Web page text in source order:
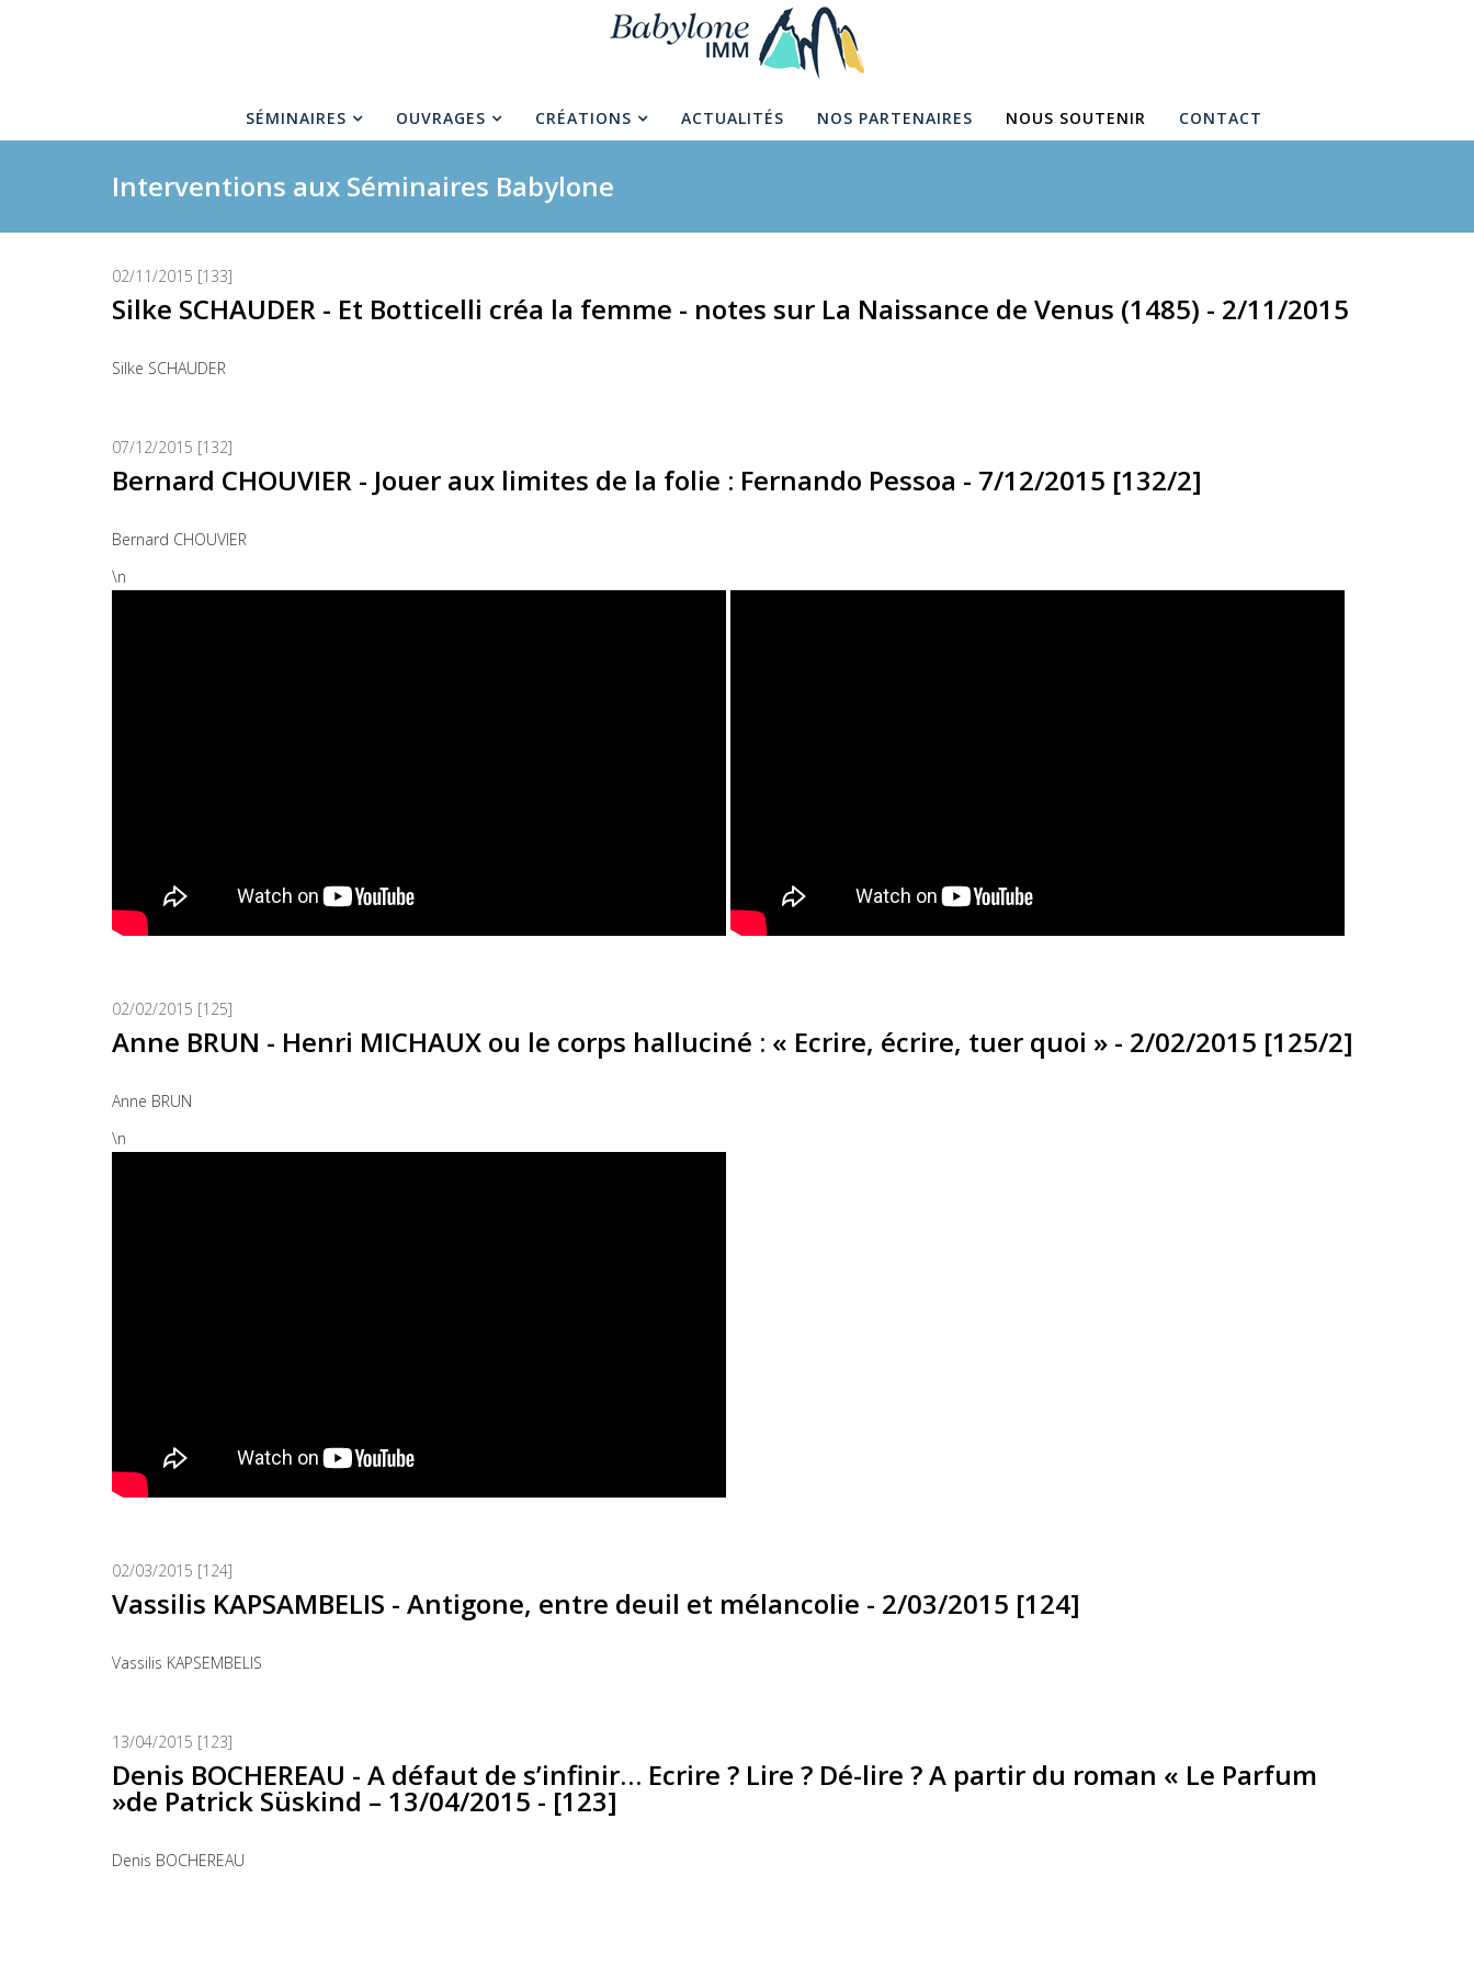
SÉMINAIRES OUVRAGES CRÉATIONS ACTUALITÉS NOS PARTENAIRES NOUS SOUTENIR CONTACT
Interventions aux Séminaires Babylone
02/11/2015 [133]
Silke SCHAUDER - Et Botticelli créa la femme - notes sur La Naissance de Venus (1485) - 2/11/2015
Silke SCHAUDER
07/12/2015 [132]
Bernard CHOUVIER - Jouer aux limites de la folie : Fernando Pessoa - 7/12/2015 [132/2]
Bernard CHOUVIER
\n
02/02/2015 [125]
Anne BRUN - Henri MICHAUX ou le corps halluciné : « Ecrire, écrire, tuer quoi » - 2/02/2015 [125/2]
Anne BRUN
\n
02/03/2015 [124]
Vassilis KAPSAMBELIS - Antigone, entre deuil et mélancolie - 2/03/2015 [124]
Vassilis KAPSEMBELIS
13/04/2015 [123]
Denis BOCHEREAU - A défaut de s’infinir… Ecrire ? Lire ? Dé-lire ? A partir du roman « Le Parfum
»de Patrick Süskind – 13/04/2015 - [123]
Denis BOCHEREAU